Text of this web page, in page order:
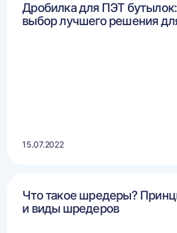
Дробилка для ПЭТ
выбор лучшего решения
15.07.2022
Что такое шредеры?
и виды шредеров